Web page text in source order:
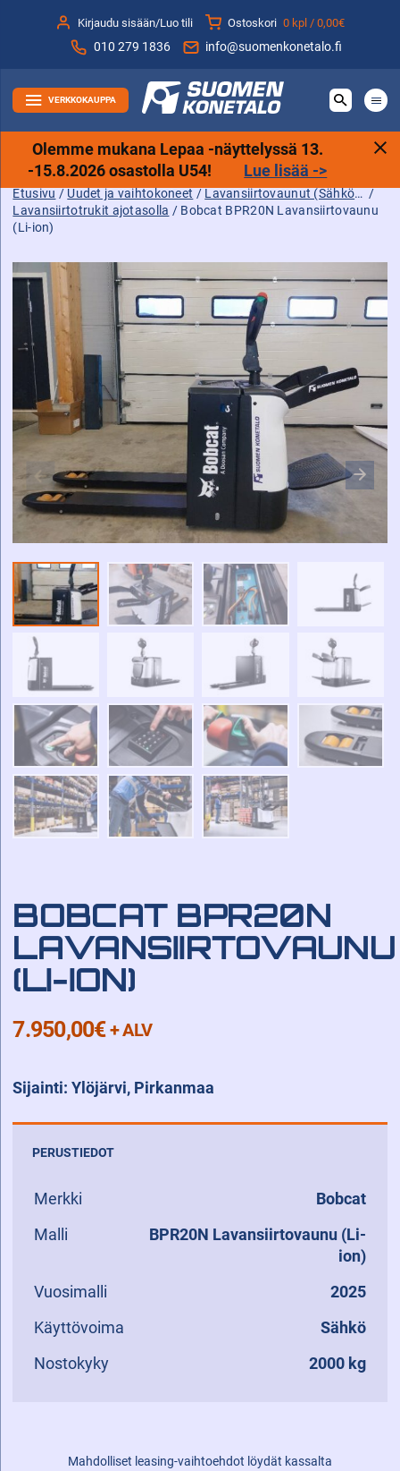
sisältöön
Kirjaudu sisään/Luo tili Ostoskori 0 kpl /0,00€
010 279 1836 info@suomenkonetalo.fi
VERKKOKAUPPA
Olemme mukana Lepaa -näyttelyssä 13.
-15.8.2026 osastolla U54! Lue lisää ->
Etusivu / Uudet ja vaihtokoneet / Lavansiirtovaunut (Sähköpässit) /
Lavansiirtotrukit ajotasolla / Bobcat BPR20N Lavansiirtovaunu
(Li-ion)
BOBCAT BPR20N
LAVANSIIRTOVAUNU
(LI-ION)
Sijainti: Ylöjärvi, Pirkanmaa
7.950,00€+ ALV
Mahdolliset leasing-vaihtoehdot löydät kassalta
PERUSTIEDOT
Merkki
Bobcat
Malli
BPR20N Lavansiirtovaunu (Li-
ion)
Vuosimalli
2025
Käyttövoima
Sähkö
Nostokyky
2000 kg